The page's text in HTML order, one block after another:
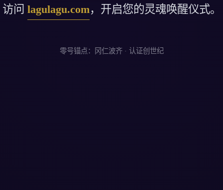
访问 lagulagu.com，开启您的灵魂唤醒仪式。
零号锚点：冈仁波齐 · 认证创世纪